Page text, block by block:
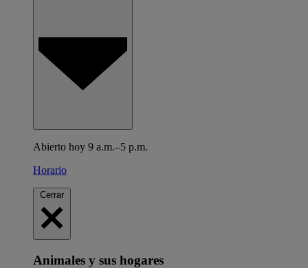
Abierto hoy 9 a.m.–5 p.m.
Horario
Cerrar
Animales y sus hogares